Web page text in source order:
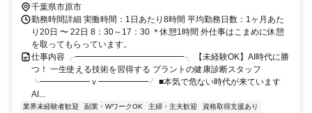
千葉県市原市
勤務時間詳細 実働時間：1日あたり8時間 平均勤務日数：1ヶ月あた
り20日 〜 22日 8：30～17：30 ＊休憩1時間 外仕事はこまめに休憩
を取ってもらっています。
仕事内容 ╭━━━━━━━━━━━━━╮ 【未経験OK】AI時代に勝
つ！ 一生使える技術を習得する プラントの健康診断スタッフ
╰━━━━━━ｖ━━━━━━╯ ■本気で危ない時代が来ています
AI...
業界未経験者歓迎 副業・WワークOK 主婦・主夫歓迎
資格取得支援あり